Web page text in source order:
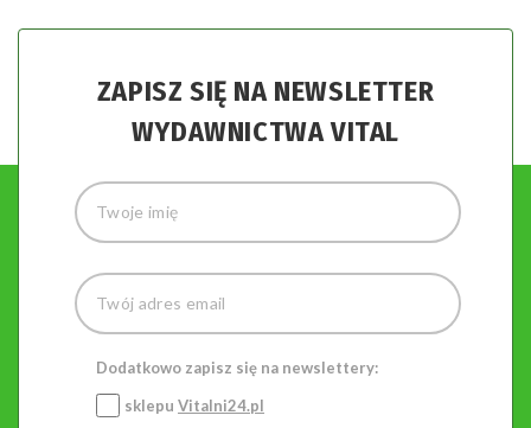
ZAPISZ SIĘ NA NEWSLETTER
WYDAWNICTWA VITAL
Dodatkowo zapisz się na newslettery:
sklepu Vitalni24.pl